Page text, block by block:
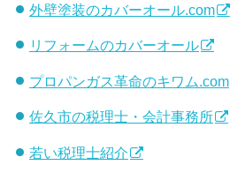
外壁塗装のカバーオール.com
リフォームのカバーオール
プロパンガス革命のキワム.com
佐久市の税理士・会計事務所
若い税理士紹介